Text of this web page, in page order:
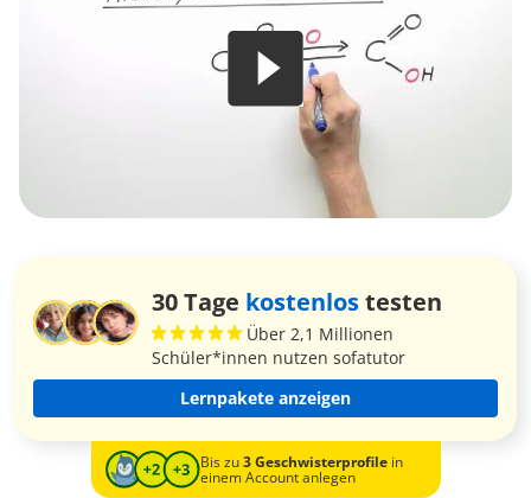
30 Tage kostenlostesten
Über 2,1 Millionen
Schüler*innen nutzen sofatutor
Lernpakete anzeigen
Bis zu3 Geschwisterprofilein
einem Account anlegen